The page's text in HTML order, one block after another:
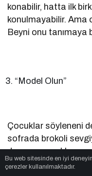
konabilir, hatta ilk
konulmayabilir. Ama
Beyni onu tanımaya
“Model Olun”
Çocuklar söyleneni
sofrada brokoli
denemeye
Bu web sitesinde en iyi
çerezler kullanılmaktadır.